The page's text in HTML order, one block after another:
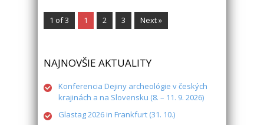
1 of 3 1 2 3 Next »
NAJNOVŠIE AKTUALITY
Konferencia Dejiny archeológie v českých
krajinách a na Slovensku (8. – 11. 9. 2026)
Glastag 2026 in Frankfurt (31. 10.)